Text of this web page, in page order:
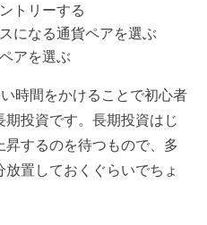
トリーする
になる通貨ペアを選ぶ
アを選ぶ
時間をかけることで初心者
投資です。長期投資はじ
するのを待つもので、多
置しておくぐらいでちょ